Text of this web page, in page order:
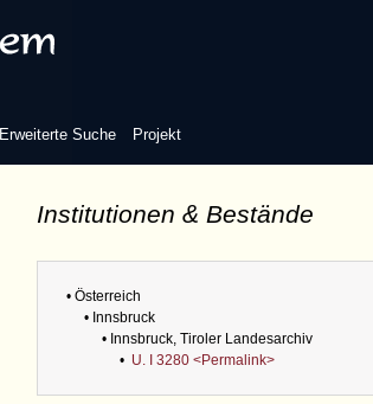
Erweiterte Suche Projekt
Institutionen & Bestände
• Österreich
• Innsbruck
• Innsbruck, Tiroler Landesarchiv
• U. I 3280 <Permalink>